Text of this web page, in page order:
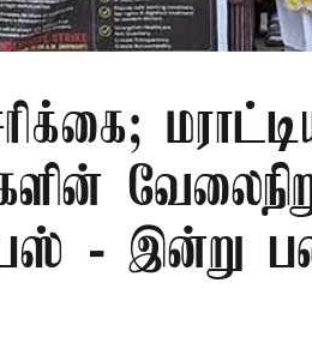
- இன்று